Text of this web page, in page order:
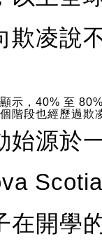
欺凌說
示，40% 至
階段也經歷過欺
始源於
在開學